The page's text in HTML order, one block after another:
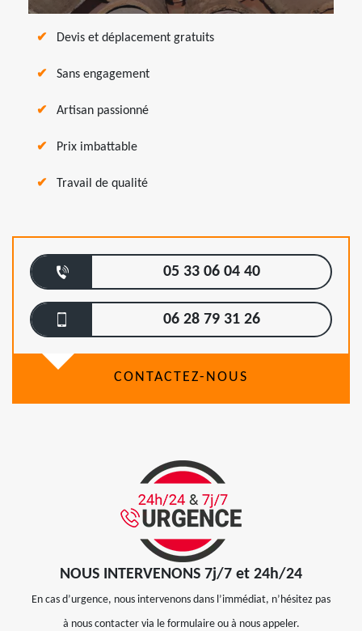
Devis et déplacement gratuits
Sans engagement
Artisan passionné
Prix imbattable
Travail de qualité
05 33 06 04 40
06 28 79 31 26
CONTACTEZ-NOUS
NOUS INTERVENONS 7j/7 et 24h/24
En cas d’urgence, nous intervenons dans l’immédiat, n’hésitez pas
à nous contacter via le formulaire ou à nous appeler.